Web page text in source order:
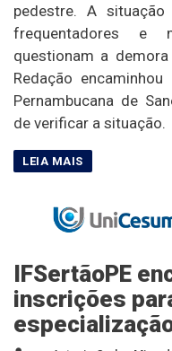
pedestre. A
frequentadores e
questionam a
Redação
Pernambucana de
de verificar a situação.
IFSertãoPE
inscrições